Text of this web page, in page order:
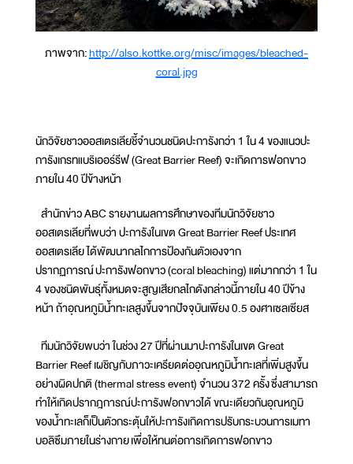
ภาพจาก:http://also.kottke.org/misc/images/bleached-
coral.jpg
นักวิจัยชาวออสเตรเลียชี้จำนวนชนิดปะการังกว่า 1 ใน 4 ของแนวปะ
การังเกรทแบริเออร์รีฟ (Great Barrier Reef) จะเกิดการฟอกขาว
ภายใน 40 ปีข้างหน้า
สำนักข่าว ABC รายงานผลการศึกษาของทีมนักวิจัยชาว
ออสเตรเลียที่พบว่า ปะการังในเขต Great Barrier Reef ประเทศ
ออสเตรเลีย ได้พัฒนากลไกการป้องกันตัวเองจาก
ปรากฏการณ์ ปะการังฟอกขาว (coral bleaching) แต่มากกว่า 1 ใน
4 ของชนิดพันธุ์ทั้งหมดจะสูญเสียกลไกดังกล่าวนี้ภายใน 40 ปีข้าง
หน้า ถ้าอุณหภูมิน้ำทะเลสูงขึ้นจากปัจจุบันเพียง 0.5 องศาเซลเซียส
ทีมนักวิจัยพบว่า ในช่วง 27 ปีที่ผ่านมาปะการังในเขต Great
Barrier Reef เผชิญกับภาวะเครียดต่ออุณหภูมิน้ำทะเลที่เพิ่มสูงขึ้น
อย่างผิดปกติ (thermal stress event) จำนวน 372 ครั้ง ซึ่งสามารถ
ทำให้เกิดปรากฎการณ์ปะการังฟอกขาวได้ ขณะเดียวกันอุณหภูมิ
ของน้ำทะเลก็เป็นตัวกระตุ้นให้ปะการังเกิดการปรับกระบวนการเมทา
บอลิซึมภายในร่างกาย เพื่อให้ทนต่อการเกิดการฟอกขาว